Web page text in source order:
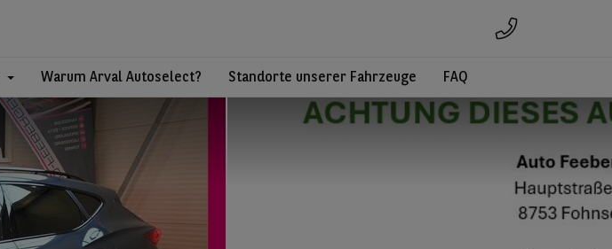
Warum Arval Autoselect? Standorte unserer Fahrzeuge FAQ